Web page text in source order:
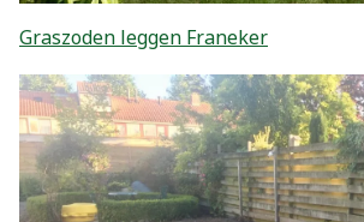
Graszoden leggen Franeker